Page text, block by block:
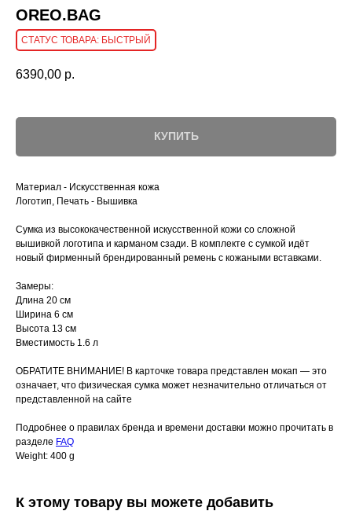
OREO.BAG
БЫСТРЫЙ
6390,00 р.
КУПИТЬ
Материал - Искусственная кожа
Логотип, Печать - Вышивка
Cумка из высококачественной искусственной кожи со сложной
вышивкой логотипа и карманом сзади. В комплекте с сумкой идёт
новый фирменный брендированный ремень с кожаными вставками.
Замеры:
Длина 20 см
Ширина 6 см
Высота 13 см
Вместимость 1.6 л
ОБРАТИТЕ ВНИМАНИЕ! В карточке товара представлен мокап — это
означает, что физическая сумка может незначительно отличаться от
представленной на сайте
Подробнее о правилах бренда и времени доставки можно прочитать в
разделе FAQ
Weight: 400 g
К этому товару вы можете добавить